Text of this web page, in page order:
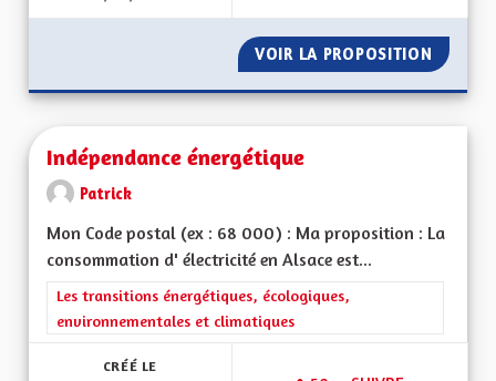
VOIR LA PROPOSITION
Indépendance énergétique
Patrick
Mon Code postal (ex : 68 000) : Ma proposition : La
consommation d' électricité en Alsace est...
Filtrer les résultats de la catégorie : Les transitions
Les transitions énergétiques, écologiques,
environnementales et climatiques
CRÉÉ LE